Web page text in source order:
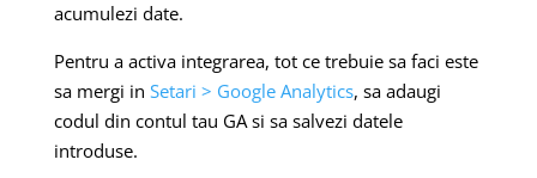
acumulezi date.
Pentru a activa integrarea, tot ce trebuie sa faci este
sa mergi in Setari > Google Analytics, sa adaugi
codul din contul tau GA si sa salvezi datele
introduse.